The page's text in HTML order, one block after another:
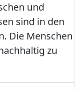
und
sind in den
Die Menschen
zu